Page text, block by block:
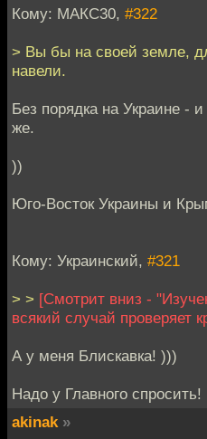
Кому: МАКС30, #322
> Вы бы на своей земле,
навели.
Без порядка на Украине -
же.
))
Юго-Восток Украины и
Кому: Украинский, #321
> > [Смотрит вниз -
всякий случай проверяет
А у меня Блискавка! )))
Надо у Главного спросить!
akinak »